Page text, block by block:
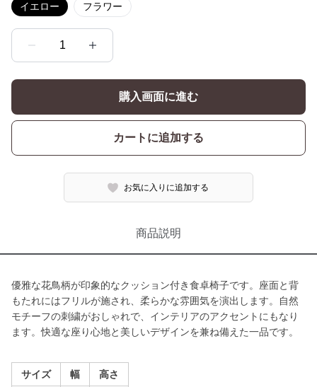
イエロー フラワー
1
購入画面に進む
カートに追加する
お気に入りに追加する
商品説明
優雅な花鳥柄が印象的なクッション付き食卓椅子です。座面と背
もたれにはフリルが施され、柔らかな雰囲気を演出します。自然
モチーフの刺繍がおしゃれで、インテリアのアクセントにもなり
ます。快適な座り心地と美しいデザインを兼ね備えた一品です。
サイズ 幅 高さ